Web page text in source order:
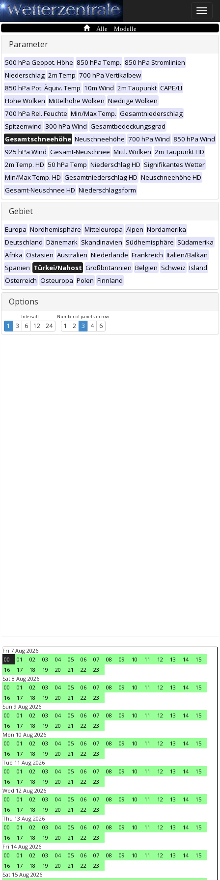
Toggle
Alle Modelle
Parameter
500 hPa Geopot. Höhe 850 hPa Temp. 850 hPa Stromlinien
Niederschlag 2m Temp 700 hPa Vertikalbew
850 hPa Pot. Äquiv. Temp 10m Wind 2m Taupunkt CAPE/LI
Hohe Wolken Mittelhohe Wolken Niedrige Wolken
700 hPa Rel. Feuchte Min/Max Temp. Gesamtniederschlag
Spitzenwind 300 hPa Wind Gesamtbedeckungsgrad
Gesamtschneehöhe Neuschneehöhe 700 hPa Wind 850 hPa Wind
925 hPa Wind Gesamt-Neuschnee Mittl. Wolken 2m Taupunkt HD
2m Temp. HD 50 hPa Temp Niederschlag HD Signifikantes Wetter
Min/Max Temp. HD Gesamtniederschlag HD Neuschneehöhe HD
Gesamt-Neuschnee HD Niederschlagsform
Gebiet
Europa Nordhemisphäre Mitteleuropa Alpen Nordamerika
Deutschland Dänemark Skandinavien Südhemisphäre Südamerika
Afrika Ostasien Australien Niederlande Frankreich Italien/Balkan
Spanien Türkei/Nahost Großbritannien Belgien Schweiz Island
Österreich Osteuropa Polen Finnland
Options
Intervall
1 3 6 12 24
Number of panels in row
1 2 3 4 6
Fri 7 Aug 2026
00
01 02 03 04 05 06 07 08 09 10 11 12 13 14
15
16
17 18 19 20 21 22
23
Sat 8 Aug 2026
00
01 02 03 04 05 06 07 08 09 10 11 12 13 14
15
16
17 18 19 20 21 22
23
Sun 9 Aug 2026
00
01 02 03 04 05 06 07 08 09 10 11 12 13 14
15
16
17 18 19 20 21 22
23
Mon 10 Aug 2026
00
01 02 03 04 05 06 07 08 09 10 11 12 13 14
15
16
17 18 19 20 21 22
23
Tue 11 Aug 2026
00
01 02 03 04 05 06 07 08 09 10 11 12 13 14
15
16
17 18 19 20 21 22
23
Wed 12 Aug 2026
00
01 02 03 04 05 06 07 08 09 10 11 12 13 14
15
16
17 18 19 20 21 22
23
Thu 13 Aug 2026
00
01 02 03 04 05 06 07 08 09 10 11 12 13 14
15
16
17 18 19 20 21 22
23
Fri 14 Aug 2026
00
01 02 03 04 05 06 07 08 09 10 11 12 13 14
15
16
17 18 19 20 21 22
23
Sat 15 Aug 2026